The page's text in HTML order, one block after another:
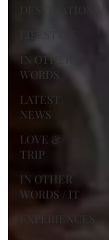
DESTINATIONS
IN OTHER
WORDS
LATEST
NEWS
LOVE &
TRIP
IN OTHER
WORDS / IT
EXPERIENCES